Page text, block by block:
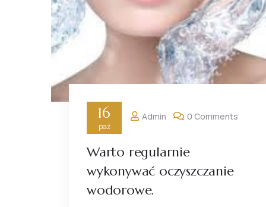
16
paź
Admin 0 Comments
Warto regularnie
wykonywać oczyszczanie
wodorowe.